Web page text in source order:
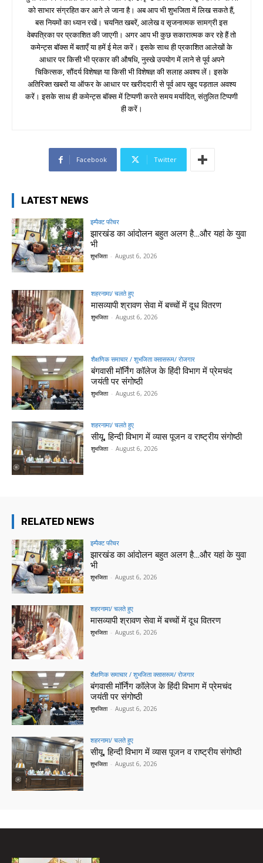
को साभार संग्रहित कर आगे ले जाना है। अब आप भी शुभजिता में लिख सकते हैं,
बस नियमों का ध्यान रखें। चयनित खबरें, आलेख व सृजनात्मक सामग्री इस
वेबपत्रिका पर प्रकाशित की जाएगी। अगर आप भी कुछ सकारात्मक कर रहे हैं तो
कमेन्ट्स बॉक्स में बताएँ या हमें ई मेल करें। इसके साथ ही प्रकाशित आलेखों के
आधार पर किसी भी प्रकार की औषधि, नुस्खे उपयोग में लाने से पूर्व अपने
चिकित्सक, सौंदर्य विशेषज्ञ या किसी भी विशेषज्ञ की सलाह अवश्य लें। इसके
अतिरिक्त खबरों या ऑफर के आधार पर खरीददारी से पूर्व आप खुद पड़ताल अवश्य
करें। इसके साथ ही कमेन्ट्स बॉक्स में टिप्पणी करते समय मर्यादित, संतुलित टिप्पणी
ही करें।
Facebook Twitter
LATEST NEWS
इम्पैक्ट फीचर
झारखंड का आंदोलन बहुत अलग है…और यहां के युवा
भी
शुभजिता - August 6, 2026
शहरनामा/ चलते हुए
मासव्यापी श्रावण सेवा में बच्चों में दूध वितरण
शुभजिता - August 6, 2026
शैक्षणिक समाचार / शुभजिता क्सासरूम/ रोजगार
बंगवासी मॉर्निंग कॉलेज के हिंदी विभाग में प्रेमचंद
जयंती पर संगोष्ठी
शुभजिता - August 6, 2026
शहरनामा/ चलते हुए
सीयू, हिन्दी विभाग में व्यास पूजन व राष्ट्रीय संगोष्ठी
शुभजिता - August 6, 2026
RELATED NEWS
इम्पैक्ट फीचर
झारखंड का आंदोलन बहुत अलग है…और यहां के युवा
भी
शुभजिता - August 6, 2026
शहरनामा/ चलते हुए
मासव्यापी श्रावण सेवा में बच्चों में दूध वितरण
शुभजिता - August 6, 2026
शैक्षणिक समाचार / शुभजिता क्सासरूम/ रोजगार
बंगवासी मॉर्निंग कॉलेज के हिंदी विभाग में प्रेमचंद
जयंती पर संगोष्ठी
शुभजिता - August 6, 2026
शहरनामा/ चलते हुए
सीयू, हिन्दी विभाग में व्यास पूजन व राष्ट्रीय संगोष्ठी
शुभजिता - August 6, 2026